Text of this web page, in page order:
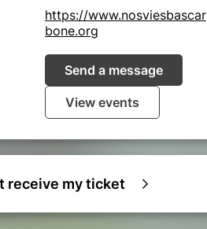
https://www.nosviesbascar
bone.org
Send a message
View events
receive my ticket